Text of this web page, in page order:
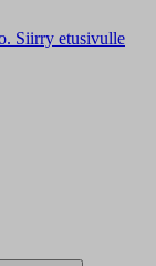
Siirry etusivulle